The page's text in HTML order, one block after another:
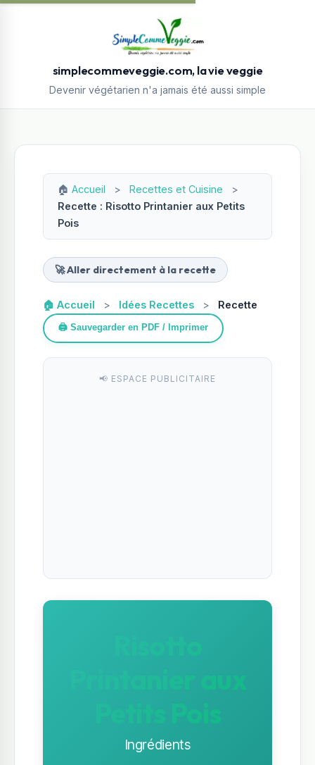
simplecommeveggie.com, la vie veggie
Devenir végétarien n'a jamais été aussi simple
🏠 Accueil > Recettes et Cuisine
>
Recette : Risotto Printanier aux Petits
Pois
🚀 Aller directement à la recette
🏠 Accueil > Idées Recettes > Recette
🖨️ Sauvegarder en PDF / Imprimer
📢 ESPACE PUBLICITAIRE
Printanier aux
Petits Pois
Ingrédients